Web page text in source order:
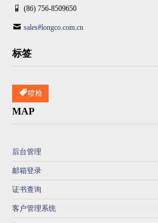
(86) 756-8509650
sales#longco.com.cn
标签
喷枪
MAP
后台管理
邮箱登录
证书查询
客户管理系统